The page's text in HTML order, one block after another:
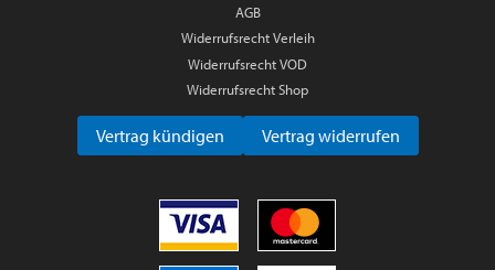
AGB
Widerrufsrecht Verleih
Widerrufsrecht VOD
Widerrufsrecht Shop
Vertrag kündigen Vertrag widerrufen